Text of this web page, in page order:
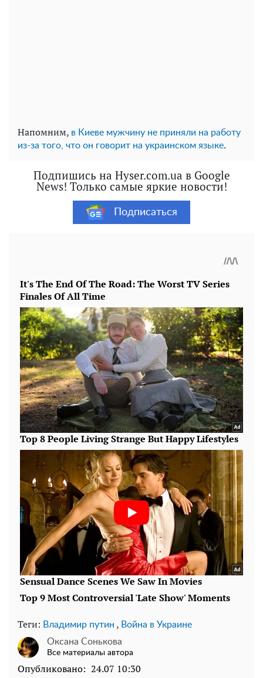
Напомним, в Киеве мужчину не приняли на работу
из-за того, что он говорит на украинском языке.
Подпишись на Hyser.com.ua в Google
News! Только самые яркие новости!
Подписаться
Теги: Владимир путин , Война в Украине
Оксана Сонькова
Все материалы автора
Опубликовано: 24.07 10:30